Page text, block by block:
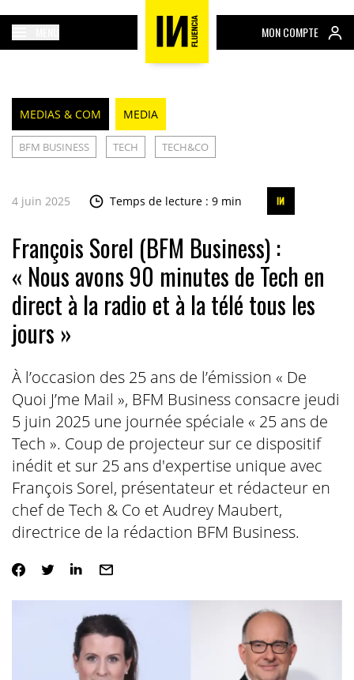
MON COMPTE
MEDIAS & COM MEDIA
BFM BUSINESS TECH TECH&CO
4 juin 2025 Temps de lecture : 9 min
François Sorel (BFM Business) :
« Nous avons 90 minutes de Tech en
direct à la radio et à la télé tous les
jours »
À l’occasion des 25 ans de l’émission « De
Quoi J’me Mail », BFM Business consacre jeudi
5 juin 2025 une journée spéciale « 25 ans de
Tech ». Coup de projecteur sur ce dispositif
inédit et sur 25 ans d'expertise unique avec
François Sorel, présentateur et rédacteur en
chef de Tech & Co et Audrey Maubert,
directrice de la rédaction BFM Business.